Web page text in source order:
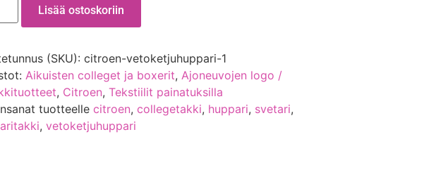
Lisää ostoskoriin
(SKU):citroen-vetoketjuhuppari-1
Aikuisten colleget ja boxerit, Ajoneuvojen logo /
, Citroen,Tekstiilit painatuksilla
tuotteellecitroen,collegetakki, huppari, svetari,
,vetoketjuhuppari